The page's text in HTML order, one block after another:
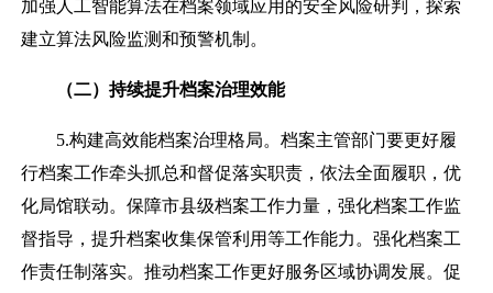
加强人工智能算法在档案领域应用的安全风险研判，探索
建立算法风险监测和预警机制。
（二）持续提升档案治理效能
5.构建高效能档案治理格局。档案主管部门要更好履
行档案工作牵头抓总和督促落实职责，依法全面履职，优
化局馆联动。保障市县级档案工作力量，强化档案工作监
督指导，提升档案收集保管利用等工作能力。强化档案工
作责任制落实。推动档案工作更好服务区域协调发展。促